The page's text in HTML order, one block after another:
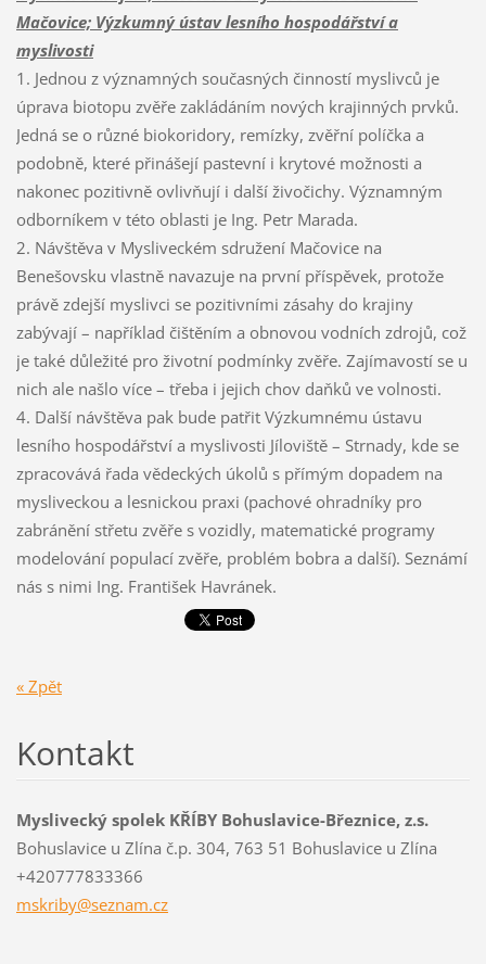
Mačovice; Výzkumný ústav lesního hospodářství a
myslivosti
1. Jednou z významných současných činností myslivců je
úprava biotopu zvěře zakládáním nových krajinných prvků.
Jedná se o různé biokoridory, remízky, zvěřní políčka a
podobně, které přinášejí pastevní i krytové možnosti a
nakonec pozitivně ovlivňují i další živočichy. Významným
odborníkem v této oblasti je Ing. Petr Marada.
2. Návštěva v Mysliveckém sdružení Mačovice na
Benešovsku vlastně navazuje na první příspěvek, protože
právě zdejší myslivci se pozitivními zásahy do krajiny
zabývají – například čištěním a obnovou vodních zdrojů, což
je také důležité pro životní podmínky zvěře. Zajímavostí se u
nich ale našlo více – třeba i jejich chov daňků ve volnosti.
4. Další návštěva pak bude patřit Výzkumnému ústavu
lesního hospodářství a myslivosti Jíloviště – Strnady, kde se
zpracovává řada vědeckých úkolů s přímým dopadem na
mysliveckou a lesnickou praxi (pachové ohradníky pro
zabránění střetu zvěře s vozidly, matematické programy
modelování populací zvěře, problém bobra a další). Seznámí
nás s nimi Ing. František Havránek.
« Zpět
Kontakt
Myslivecký spolek KŘÍBY Bohuslavice-Březnice, z.s.
Bohuslavice u Zlína č.p. 304, 763 51 Bohuslavice u Zlína
+420777833366
mskriby@seznam.cz